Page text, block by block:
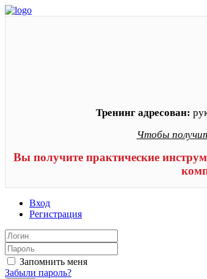
Тренинг адресован:
Чтобы
Вы получите практические
Вход
Регистрация
Запомнить меня
Забыли пароль?